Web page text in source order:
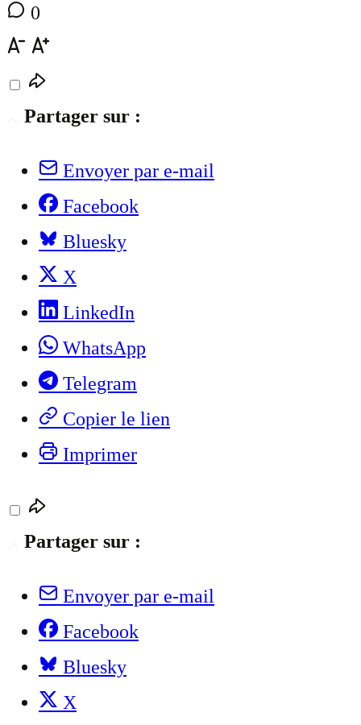
0
Partager sur :
Envoyer par e-mail
Facebook
Bluesky
X
LinkedIn
WhatsApp
Telegram
Copier le lien
Imprimer
Partager sur :
Envoyer par e-mail
Facebook
Bluesky
X